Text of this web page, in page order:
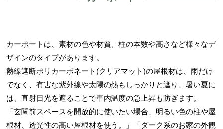
カーポートは、素材の色や材質、柱の本数や高さなど様々なデ
ザインのタイプがあります。
熱線遮断ポリカーボネート(クリアマット)の屋根材は、雨だけ
でなく、有害な紫外線や太陽の熱もしっかりと遮り、暑い夏に
は、直射日光を遮ることで車内温度の急上昇も防ぎます。
「玄関前スペースを開放的に使いたい場合、明るい色の柱や屋
根材、透光性の高い屋根材を使う。」「ダーク系のお家の外観